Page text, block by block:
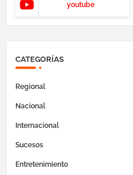
youtube
CATEGORÍAS
Regional
Nacional
Internacional
Sucesos
Entretenimiento